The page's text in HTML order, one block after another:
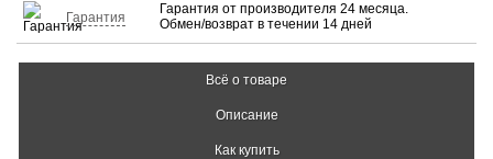
Гарантия
Гарантия от производителя 24 месяца.
Обмен/возврат в течении 14 дней
Всё о товаре
Описание
Как купить